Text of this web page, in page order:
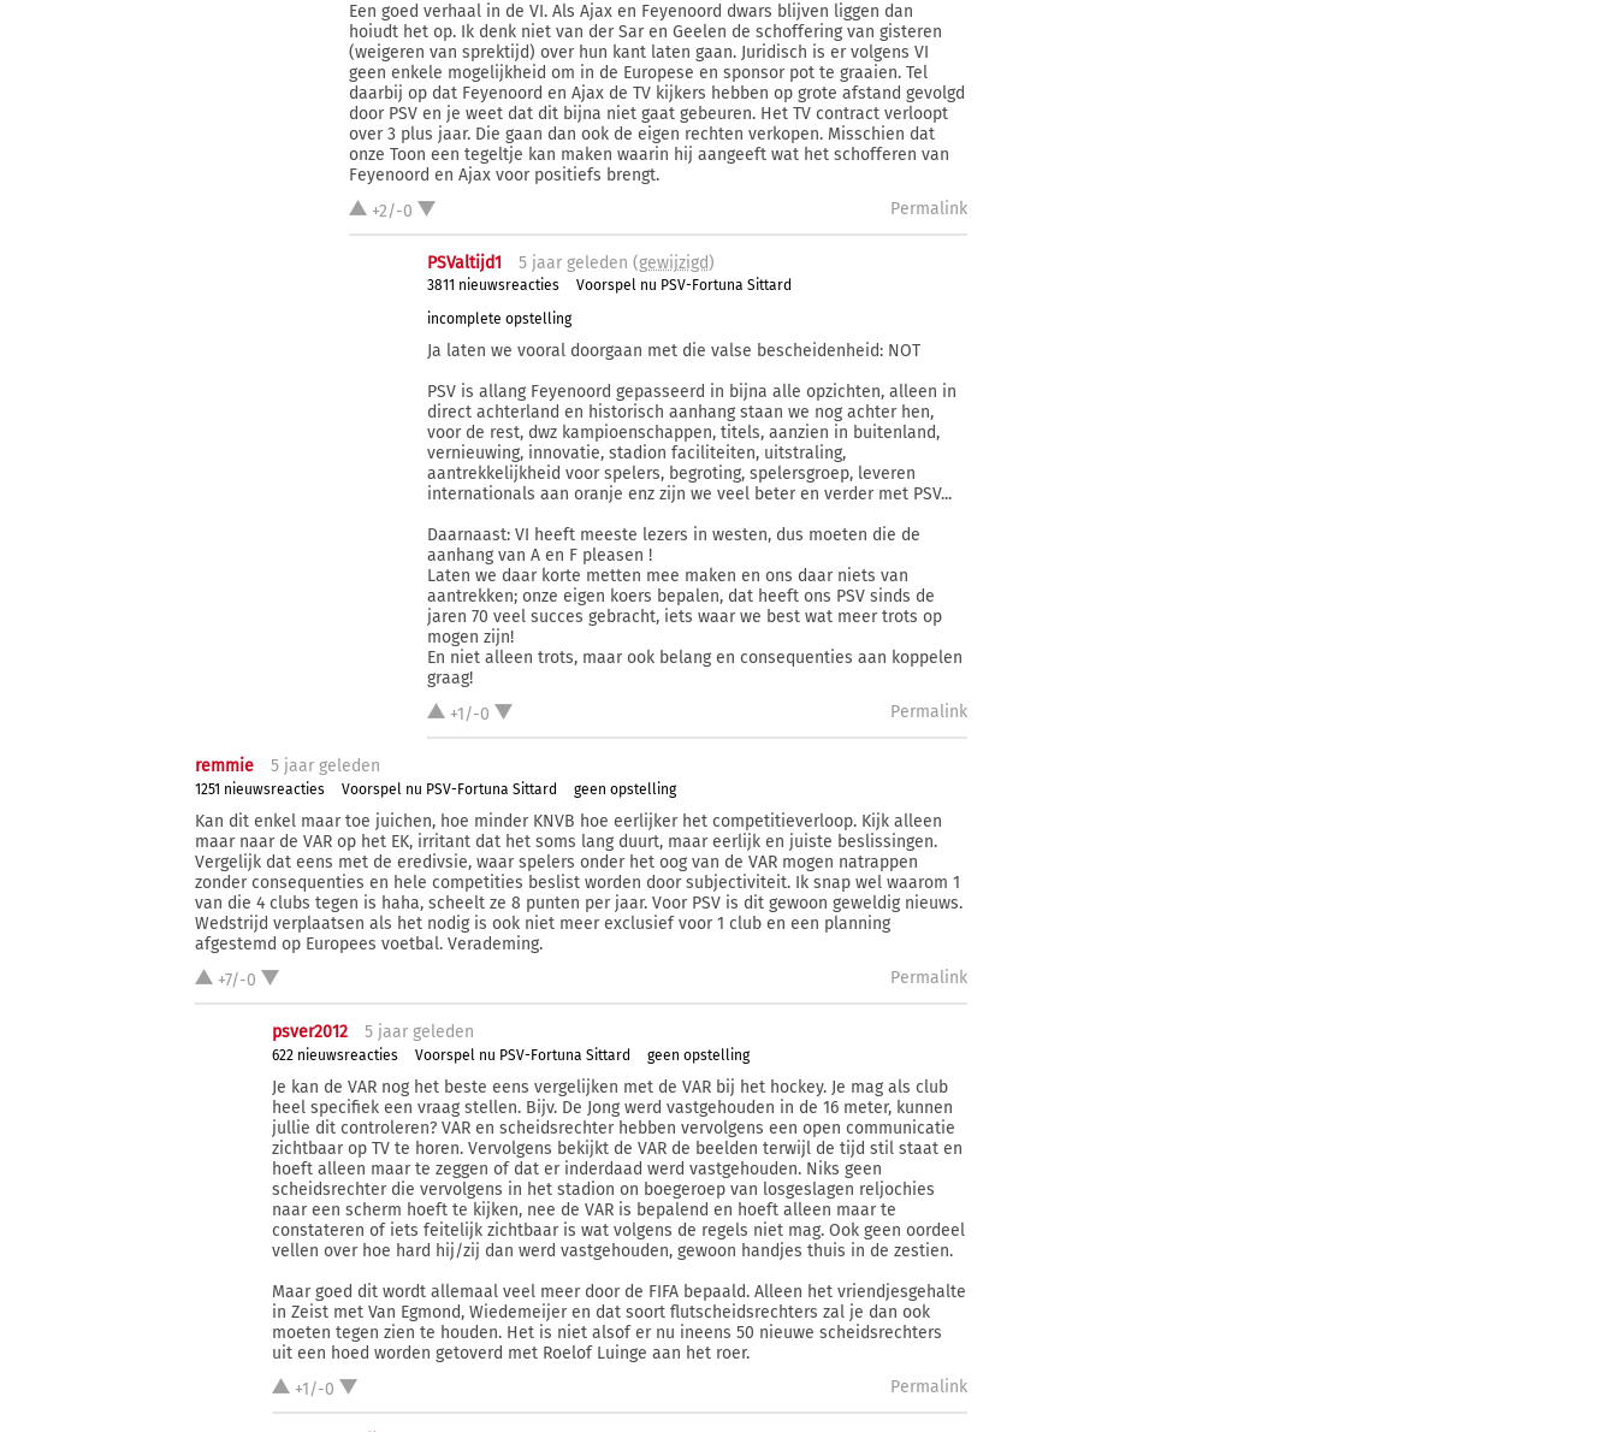
Een goed verhaal in de VI. Als Ajax en Feyenoord dwars blijven liggen dan
hoiudt het op. Ik denk niet van der Sar en Geelen de schoffering van gisteren
(weigeren van sprektijd) over hun kant laten gaan. Juridisch is er volgens VI
geen enkele mogelijkheid om in de Europese en sponsor pot te graaien. Tel
daarbij op dat Feyenoord en Ajax de TV kijkers hebben op grote afstand gevolgd
door PSV en je weet dat dit bijna niet gaat gebeuren. Het TV contract verloopt
over 3 plus jaar. Die gaan dan ook de eigen rechten verkopen. Misschien dat
onze Toon een tegeltje kan maken waarin hij aangeeft wat het schofferen van
Feyenoord en Ajax voor positiefs brengt.
+2/-0
Permalink
PSValtijd1 5 jaargeleden (gewijzigd)
3811 nieuwsreacties
Voorspel nu PSV-Fortuna Sittard
incomplete opstelling
Ja laten we vooral doorgaan met die valse bescheidenheid: NOT
PSV is allang Feyenoord gepasseerd in bijna alle opzichten, alleen in
direct achterland en historisch aanhang staan we nog achter hen,
voor de rest, dwz kampioenschappen, titels, aanzien in buitenland,
vernieuwing, innovatie, stadion faciliteiten, uitstraling,
aantrekkelijkheid voor spelers, begroting, spelersgroep, leveren
internationals aan oranje enz zijn we veel beter en verder met PSV...
Daarnaast: VI heeft meeste lezers in westen, dus moeten die de
aanhang van A en F pleasen !
Laten we daar korte metten mee maken en ons daar niets van
aantrekken; onze eigen koers bepalen, dat heeft ons PSV sinds de
jaren 70 veel succes gebracht, iets waar we best wat meer trots op
mogen zijn!
En niet alleen trots, maar ook belang en consequenties aan koppelen
graag!
+1/-0
Permalink
remmie 5 jaar geleden
1251 nieuwsreacties Voorspel nu PSV-Fortuna Sittard geen opstelling
Kan dit enkel maar toe juichen, hoe minder KNVB hoe eerlijker het competitieverloop. Kijk alleen
maar naar de VAR op het EK, irritant dat het soms lang duurt, maar eerlijk en juiste beslissingen.
Vergelijk dat eens met de eredivsie, waar spelers onder het oog van de VAR mogen natrappen
zonder consequenties en hele competities beslist worden door subjectiviteit. Ik snap wel waarom 1
van die 4 clubs tegen is haha, scheelt ze 8 punten per jaar. Voor PSV is dit gewoon geweldig nieuws.
Wedstrijd verplaatsen als het nodig is ook niet meer exclusief voor 1 club en een planning
afgestemd op Europees voetbal. Verademing.
+7/-0
Permalink
psver2012 5 jaar geleden
622 nieuwsreacties Voorspel nu PSV-Fortuna Sittard geen opstelling
Je kan de VAR nog het beste eens vergelijken met de VAR bij het hockey. Je mag als club
heel specifiek een vraag stellen. Bijv. De Jong werd vastgehouden in de 16 meter, kunnen
jullie dit controleren? VAR en scheidsrechter hebben vervolgens een open communicatie
zichtbaar op TV te horen. Vervolgens bekijkt de VAR de beelden terwijl de tijd stil staat en
hoeft alleen maar te zeggen of dat er inderdaad werd vastgehouden. Niks geen
scheidsrechter die vervolgens in het stadion on boegeroep van losgeslagen reljochies
naar een scherm hoeft te kijken, nee de VAR is bepalend en hoeft alleen maar te
constateren of iets feitelijk zichtbaar is wat volgens de regels niet mag. Ook geen oordeel
vellen over hoe hard hij/zij dan werd vastgehouden, gewoon handjes thuis in de zestien.
Maar goed dit wordt allemaal veel meer door de FIFA bepaald. Alleen het vriendjesgehalte
in Zeist met Van Egmond, Wiedemeijer en dat soort flutscheidsrechters zal je dan ook
moeten tegen zien te houden. Het is niet alsof er nu ineens 50 nieuwe scheidsrechters
uit een hoed worden getoverd met Roelof Luinge aan het roer.
+1/-0
Permalink